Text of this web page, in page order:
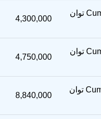
قیمت اینورتر Cumark ES350P توان
4,300,000
قیمت اینورتر Cumark ES350P توان
4,750,000
قیمت اینورتر Cumark ES580G توان
8,840,000